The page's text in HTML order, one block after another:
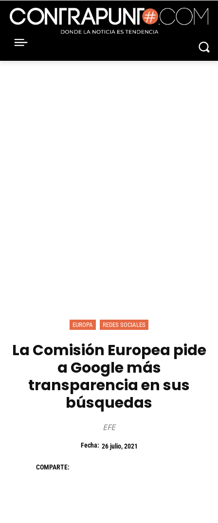
EUROPA REDES SOCIALES
La Comisión Europea pide
a Google más
transparencia en sus
búsquedas
EFE
Fecha: 26 julio, 2021
COMPARTE: